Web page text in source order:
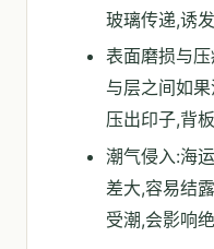
玻璃传递,诱
表面磨损与
与层之间如
压出印子,背
潮气侵入:海
差大,容易结
受潮,会影响